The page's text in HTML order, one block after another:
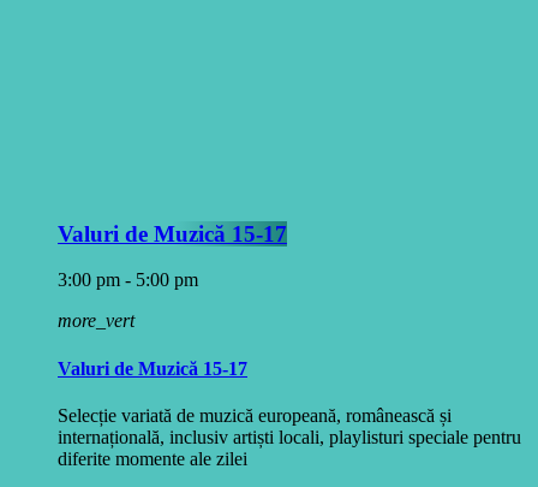
Valuri de Muzică 15-17
3:00 pm - 5:00 pm
more_vert
Valuri de Muzică 15-17
Selecție variată de muzică europeană, românească și
internațională, inclusiv artiști locali, playlisturi speciale pentru
diferite momente ale zilei